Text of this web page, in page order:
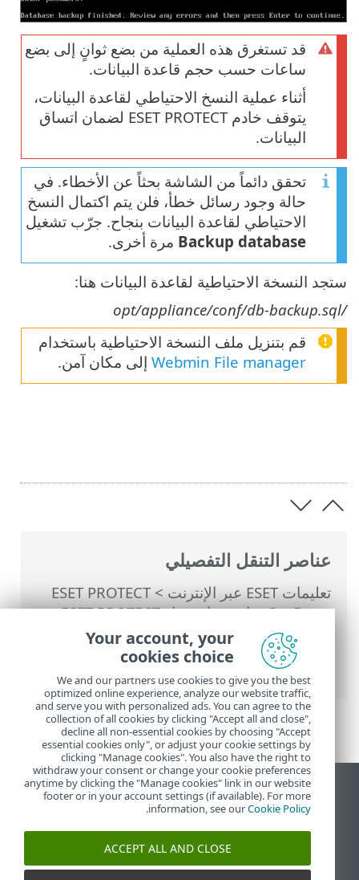
عناصر التنقل التفصيلي
تعليمات ESET عبر الإنترنت >
ESET PROTECT
On-Prem
>
استخدام جهاز ESET PROTECT
الظاهري>
وحدة التحكم في إدارة الجهاز
الظاهري ESET PROTECT
> النسخ الاحتياطي
لقاعدة البيانات
قد تستغرق هذه العملية من بضع ثوانٍ إلى بضع
ساعات حسب حجم قاعدة البيانات.
أثناء عملية النسخ الاحتياطي لقاعدة البيانات،
يتوقف خادم ESET PROTECT لضمان اتساق
البيانات.
تحقق دائماً من الشاشة بحثاً عن الأخطاء. في
حالة وجود رسائل خطأ، فلن يتم اكتمال النسخ
الاحتياطي لقاعدة البيانات بنجاح. جرّب تشغيل
Backup database مرة أخرى.
ستجد النسخة الاحتياطية لقاعدة البيانات هنا:
/opt/appliance/conf/db-backup.sql
قم بتنزيل ملف النسخة الاحتياطية باستخدام
Webmin File manager إلى مكان آمن.
عرض موقع سطح المكتب
End of Life
قاعدة معارف ESET
Your account, your
cookies choice
We and our partners use cookies to give you the best
optimized online experience, analyze our website traffic,
and serve you with personalized ads. You can agree to the
collection of all cookies by clicking "Accept all and close",
decline all non-essential cookies by choosing "Accept
essential cookies only", or adjust your cookie settings by
clicking "Manage cookies". You also have the right to
withdraw your consent or change your cookie preferences
anytime by clicking the "Manage cookies" link in our website
footer or in your account settings (if available). For more
information, see ourCookie Policy
.
ACCEPT ALL AND CLOSE